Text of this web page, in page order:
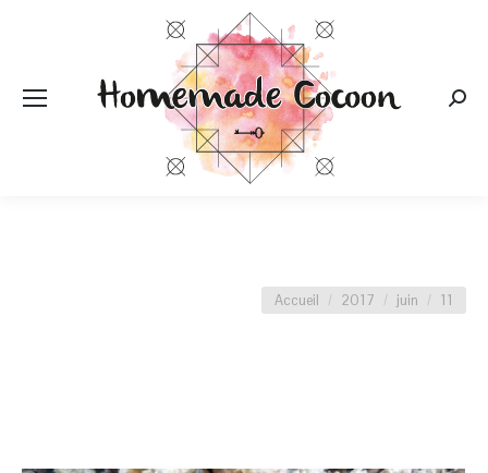
Vous êtes ici :
Accueil 2017 juin 11